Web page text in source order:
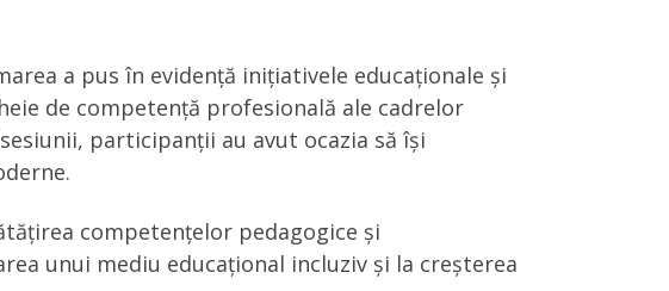
a pus în evidență inițiativele educaționale și
de competență profesională ale cadrelor
participanții au avut ocazia să își
competențelor pedagogice și
unui mediu educațional incluziv și la creșterea